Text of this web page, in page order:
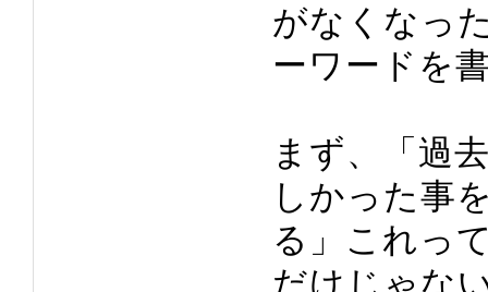
がなくなっ
ーワードを
まず、「過
しかった事
る」これっ
だけじゃな